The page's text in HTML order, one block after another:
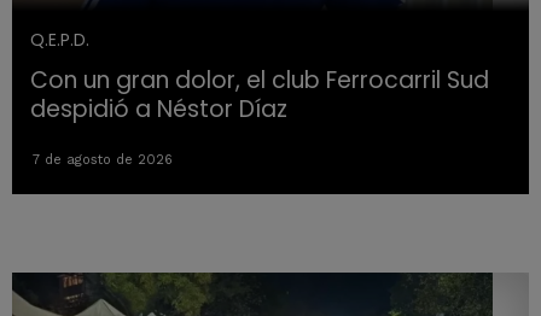
Q.E.P.D.
Con un gran dolor, el club Ferrocarril Sud
despidió a Néstor Díaz
7 de agosto de 2026